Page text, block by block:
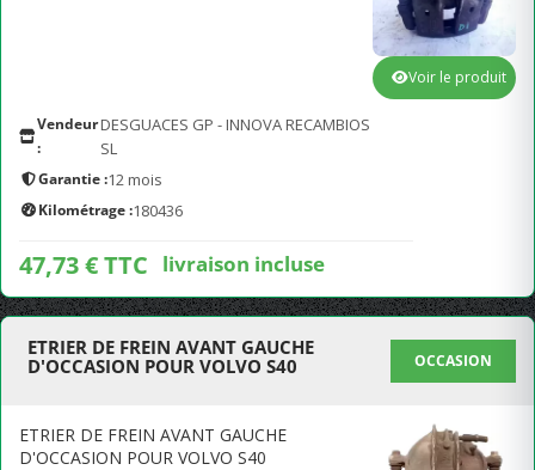
Vendeur
:
DESGUACES GP - INNOVA RECAMBIOS
SL
Garantie :12 mois
Kilométrage :180436
47,73 € TTC livraison incluse
Voir le produit
ETRIER DE FREIN AVANT GAUCHE
D'OCCASION POUR VOLVO S40
OCCASION
ETRIER DE FREIN AVANT GAUCHE
D'OCCASION POUR VOLVO S40